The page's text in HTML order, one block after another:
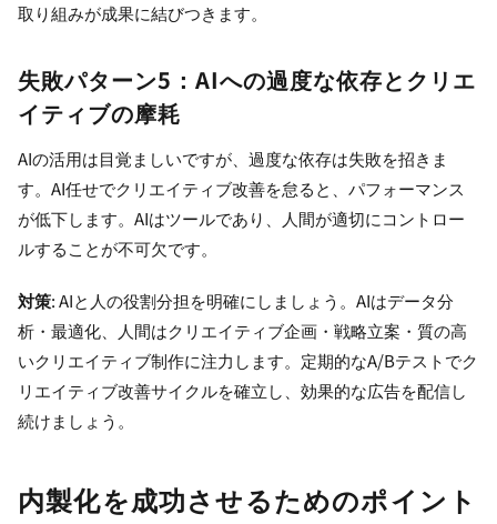
取り組みが成果に結びつきます。
失敗パターン5：AIへの過度な依存とクリエ
イティブの摩耗
AIの活用は目覚ましいですが、過度な依存は失敗を招きま
す。AI任せでクリエイティブ改善を怠ると、パフォーマンス
が低下します。AIはツールであり、人間が適切にコントロー
ルすることが不可欠です。
対策: AIと人の役割分担を明確にしましょう。AIはデータ分
析・最適化、人間はクリエイティブ企画・戦略立案・質の高
いクリエイティブ制作に注力します。定期的なA/Bテストでク
リエイティブ改善サイクルを確立し、効果的な広告を配信し
続けましょう。
内製化を成功させるためのポイント